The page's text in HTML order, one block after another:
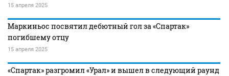
15 апреля 2025
Маркиньос посвятил дебютный гол за «Спартак»
погибшему отцу
15 апреля 2025
«Спартак» разгромил «Урал» и вышел в следующий раунд